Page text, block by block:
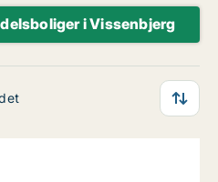
i Vissenbjerg
til salg i 5492
salg i 5492 Vissenbjerg,